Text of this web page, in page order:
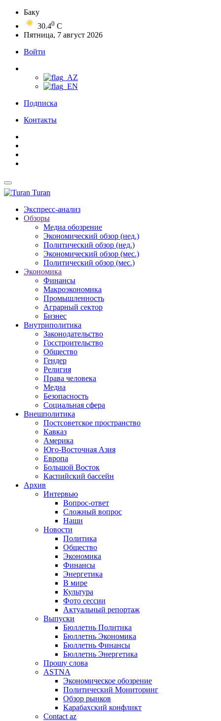
Баку
30.40 C
Пятница, 7 август 2026
Войти
Подписка
Контакты
Turan
Экспресс-анализ
Обзоры
Медиа обозрение
Экономический обзор (нед.)
Политический обзор (нед.)
Экономический обзор (мес.)
Политический обзор (мес.)
Экономика
Финансы
Макроэкономика
Промышленность
Аграрный сектор
Бизнес
Внутриполитика
Законодательство
Госстроительство
Общество
Гендер
Религия
Права человека
Медиа
Безопасность
Социальная сфера
Внешполитика
Постсоветское пространство
Кавказ
Америка
Юго-Восточная Азия
Европа
Большой Восток
Каспийский бассейн
Архив
Интервью
Вопрос-ответ
Сложный вопрос
Наши
Новости
Политика
Общество
Экономика
Финансы
Энергетика
В мире
Культура
Фото сессии
Актуальный репортаж
Выпуски
Бюллетнь Политика
Бюллетнь Экономика
Бюллетнь Финансы
Бюллетнь Энергетика
Прошу слова
ASTNA
Экономическое обозрение
Политический Мониторинг
Обзор рынков
Карабахский конфликт
Contact az